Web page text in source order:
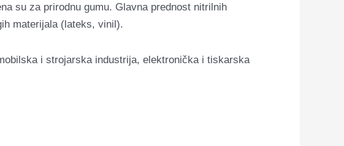
su za prirodnu gumu. Glavna prednost nitrilnih
materijala (lateks, vinil).
i strojarska industrija, elektronička i tiskarska